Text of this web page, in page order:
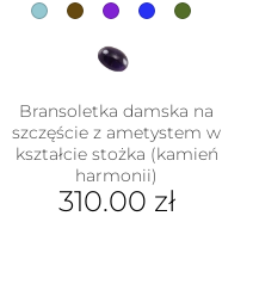
Bransoletka damska na
szczęście z ametystem w
kształcie stożka (kamień
harmonii)
310.00 zł